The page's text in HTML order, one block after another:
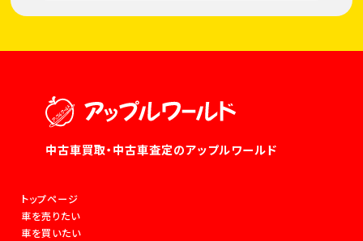
中古車買取・中古車査定のアップルワールド
トップページ
車を売りたい
車を買いたい